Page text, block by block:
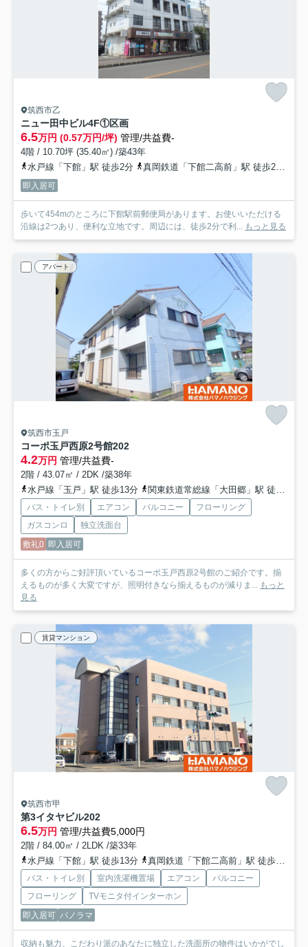
筑西市乙
ニュー田中ビル4F①区画
6.5万円 (0.57万円/坪) 管理/共益費-
4階 / 10.70坪 (35.40㎡) /築43年
水戸線「下館」駅 徒歩2分
真岡鉄道「下館二高前」駅 徒歩29分
即入居可
歩いて454mのところに下館駅前郵便局があります。お使いいただける
沿線は2つあり、便利な立地です。周辺には、徒歩2分で利... もっと見る
アパート
筑西市玉戸
コーポ玉戸西原2号館202
4.2万円 管理/共益費-
2階 / 43.07㎡ / 2DK /築38年
水戸線「玉戸」駅 徒歩13分
関東鉄道常総線「大田郷」駅 徒歩36分
バス・トイレ別 エアコン バルコニー
フローリング
ガスコンロ
独立洗面台
敷礼0 即入居可
多くの方からご好評頂いているコーポ玉戸西原2号館のご紹介です。揃
えるものが多く大変ですが、照明付きなら揃えるものが減りま... もっと
見る
賃貸マンション
筑西市甲
第3イタヤビル202
6.5万円 管理/共益費5,000円
2階 / 84.00㎡ / 2LDK /築33年
水戸線「下館」駅 徒歩13分
真岡鉄道「下館二高前」駅 徒歩20分
バス・トイレ別 室内洗濯機置場 エアコン
バルコニー
フローリング
TVモニタ付インターホン
即入居可 パノラマ
収納も魅力、こだわり派のあなたに独立した洗面所の物件はいかがでし